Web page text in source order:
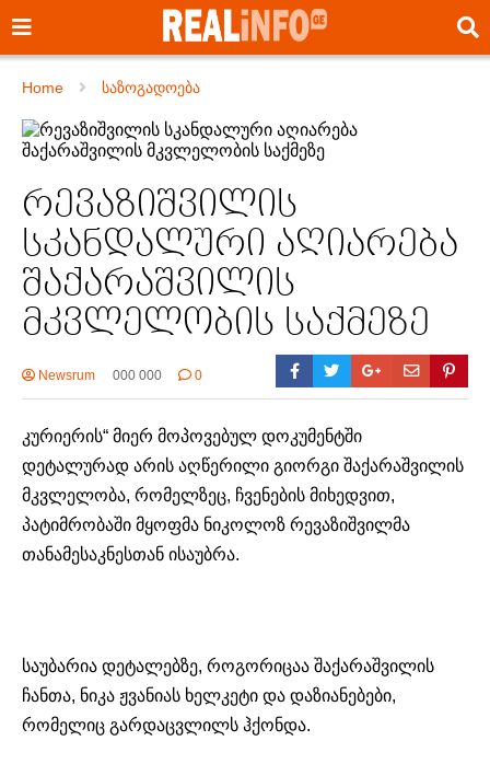
Home საზოგადოება
რევაზიშვილის
სკანდალური აღიარება
შაქარაშვილის
მკვლელობის საქმეზე
Newsrum 000 000 0
კურიერის“ მიერ მოპოვებულ დოკუმენტში
დეტალურად არის აღწერილი გიორგი შაქარაშვილის
მკვლელობა, რომელზეც, ჩვენების მიხედვით,
პატიმრობაში მყოფმა ნიკოლოზ რევაზიშვილმა
თანამესაკნესთან ისაუბრა.
საუბარია დეტალებზე, როგორიცაა შაქარაშვილის
ჩანთა, ნიკა ჟვანიას ხელკეტი და დაზიანებები,
რომელიც გარდაცვლილს ჰქონდა.